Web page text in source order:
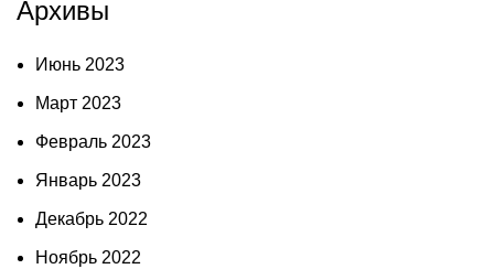
Архивы
Июнь 2023
Март 2023
Февраль 2023
Январь 2023
Декабрь 2022
Ноябрь 2022